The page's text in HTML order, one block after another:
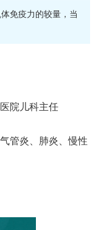
免疫力的较量，当
院儿科主任
管炎、肺炎、慢性